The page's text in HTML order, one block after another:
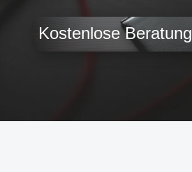
Kostenlose Beratung